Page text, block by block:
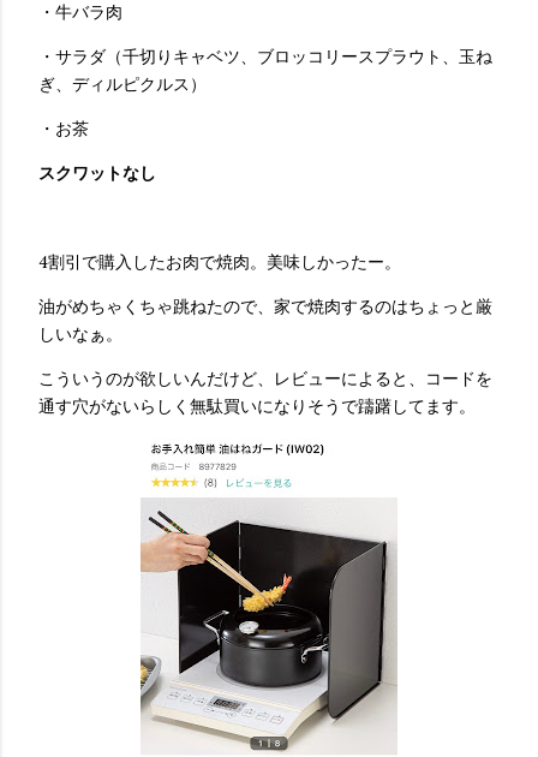
・牛バラ肉
・サラダ（千切りキャベツ、ブロッコリースプラウト、玉ね
ぎ、ディルピクルス）
・お茶
スクワットなし
4割引で購入したお肉で焼肉。美味しかったー。
油がめちゃくちゃ跳ねたので、家で焼肉するのはちょっと厳
しいなぁ。
こういうのが欲しいんだけど、レビューによると、コードを
通す穴がないらしく無駄買いになりそうで躊躇してます。